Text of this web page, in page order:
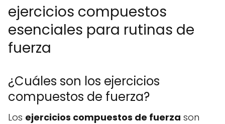
ejercicios compuestos
esenciales para rutinas de
fuerza
¿Cuáles son los ejercicios
compuestos de fuerza?
Los ejercicios compuestos de fuerza son